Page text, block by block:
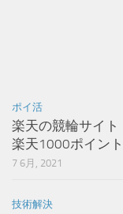
ポイ活
楽天の競輪サイト
楽天1000ポイン
7 6月, 2021
技術解決